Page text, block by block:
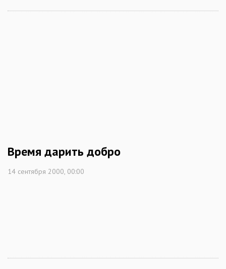
Время дарить добро
14 сентября 2000, 00:00